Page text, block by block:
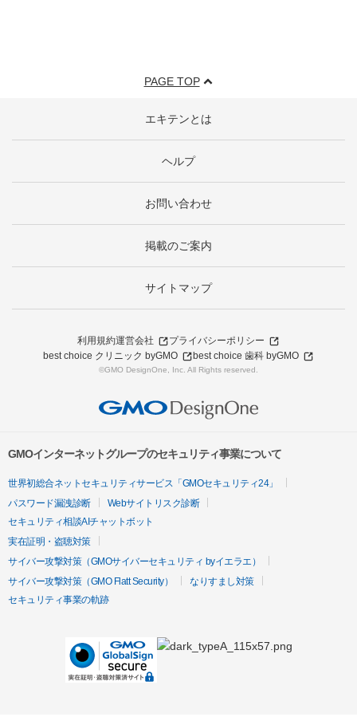
PAGE TOP
エキテンとは
ヘルプ
お問い合わせ
掲載のご案内
サイトマップ
利用規約運営会社
プライバシーポリシー
best choice クリニック byGMO
best choice 歯科 byGMO
©GMO DesignOne, Inc. All Rights reserved.
GMOインターネットグループのセキュリティ事業について
世界初総合ネットセキュリティサービス「GMOセキュリティ24」
パスワード漏洩診断
Webサイトリスク診断
セキュリティ相談AIチャットボット
実在証明・盗聴対策
サイバー攻撃対策（GMOサイバーセキュリティ byイエラエ）
サイバー攻撃対策（GMO Flatt Security）
なりすまし対策
セキュリティ事業の軌跡